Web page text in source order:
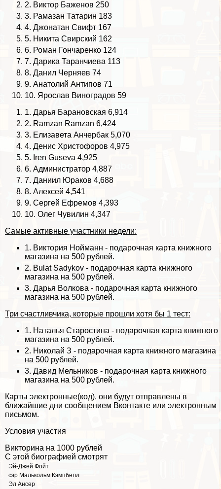
2. Виктор Баженов 250
3. Рамазан Татарин 183
4. Джонатан Свифт 167
5. Никита Свирский 162
6. Роман Гончаренко 124
7. Дарика Таранчиева 113
8. Данил Черняев 74
9. Анатолий Антипов 71
10. Ярослав Виноградов 59
1. Дарья Бapaновская 6,914
2. Ramzan Ramzan 6,424
3. Елизавета Анчербак 5,070
4. Денис Христофоров 4,975
5. Iren Guseva 4,925
6. Администратор 4,887
7. Даниил Юpaков 4,688
8. Алексей 4,541
9. Сергeй Ефремов 4,393
10. Олег Чувилин 4,347
Самые активные участники недели:
1. Виктория Нойманн - подарочная карта книжного
магазина на 500 рублей.
2. Bulat Sadykov - подарочная карта книжного
магазина на 500 рублей.
3. Дарья Волкова - подарочная карта книжного
магазина на 500 рублей.
Три счастливчика, которые прошли хотя бы 1 тест:
1. Наталья Старостина - подарочная карта книжного
магазина на 500 рублей.
2. Николай З - подарочная карта книжного магазина
на 500 рублей.
3. Давид Мельников - подарочная карта книжного
магазина на 500 рублей.
Карты электронные(код), они будут отправлены в
ближайшие дни сообщением Вконтакте или электронным
письмом.
Условия участия
Викторина на 1000 рублей
С этой биографией смотрят
Эй-Джей Фойт
сэр Малькольм Кэмпбелл
Эл Ансер